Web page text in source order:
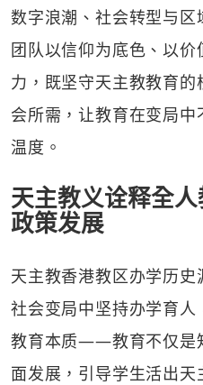
数字浪潮、社会转型与
团队以信仰为底色、以
力，既坚守天主教教育
会所需，让教育在变局
温度。
天主教义诠释全
政策发展
天主教香港教区办学历
社会变局中坚持办学育
教育本质——教育不仅是
面发展，引导学生活出